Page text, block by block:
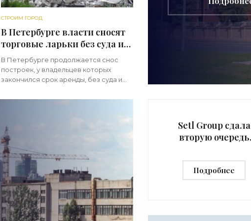
СТРОИМ ГОРОД
В Петербурге власти сносят
торговые ларьки без суда и
следствия - «Свежие
новости строительства»
В Петербурге продолжается снос
построек, у владельцев которых
закончился срок аренды, без суда и
госучреждение под названием «Центр
Setl Group сдала
вторую очередь
Косой линии -
«Свежие новости
Подробнее